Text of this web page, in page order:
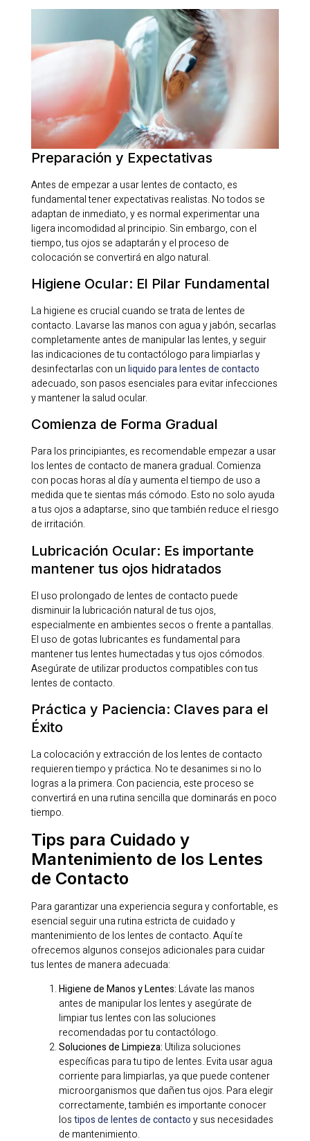
Preparación y Expectativas
Antes de empezar a usar lentes de contacto, es
fundamental tener expectativas realistas. No todos se
adaptan de inmediato, y es normal experimentar una
ligera incomodidad al principio. Sin embargo, con el
tiempo, tus ojos se adaptarán y el proceso de
colocación se convertirá en algo natural.
Higiene Ocular: El Pilar Fundamental
La higiene es crucial cuando se trata de lentes de
contacto. Lavarse las manos con agua y jabón, secarlas
completamente antes de manipular las lentes, y seguir
las indicaciones de tu contactólogo para limpiarlas y
desinfectarlas con unliquido para lentes de contacto
adecuado, son pasos esenciales para evitar infecciones
y mantener la salud ocular.
Comienza de Forma Gradual
Para los principiantes, es recomendable empezar a usar
los lentes de contacto de manera gradual. Comienza
con pocas horas al día y aumenta el tiempo de uso a
medida que te sientas más cómodo. Esto no solo ayuda
a tus ojos a adaptarse, sino que también reduce el riesgo
de irritación.
Lubricación Ocular: Es importante
mantener tus ojos hidratados
El uso prolongado de lentes de contacto puede
disminuir la lubricación natural de tus ojos,
especialmente en ambientes secos o frente a pantallas.
El uso de gotas lubricantes es fundamental para
mantener tus lentes humectadas y tus ojos cómodos.
Asegúrate de utilizar productos compatibles con tus
lentes de contacto.
Práctica y Paciencia: Claves para el
Éxito
La colocación y extracción de los lentes de contacto
requieren tiempo y práctica. No te desanimes si no lo
logras a la primera. Con paciencia, este proceso se
convertirá en una rutina sencilla que dominarás en poco
tiempo.
Tips para Cuidado y
Mantenimiento de los Lentes
de Contacto
Para garantizar una experiencia segura y confortable, es
esencial seguir una rutina estricta de cuidado y
mantenimiento de los lentes de contacto. Aquí te
ofrecemos algunos consejos adicionales para cuidar
tus lentes de manera adecuada:
Higiene de Manos y Lentes: Lávate las manos
antes de manipular los lentes y asegúrate de
limpiar tus lentes con las soluciones
recomendadas por tu contactólogo.
Soluciones de Limpieza: Utiliza soluciones
específicas para tu tipo de lentes. Evita usar agua
corriente para limpiarlas, ya que puede contener
microorganismos que dañen tus ojos. Para elegir
correctamente, también es importante conocer
lostipos de lentes de contactoy sus necesidades
de mantenimiento.